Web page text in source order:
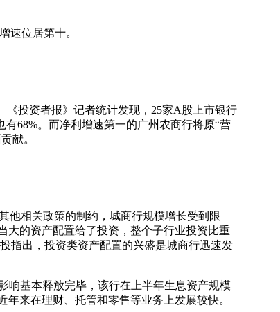
速位居第十。
投资者报》记者统计发现，25家A股上市银行
有68%。而净利增速第一的广州农商行将原“营
献。
相关政策的制约，城商行规模增长受到限
大的资产配置给了投资，整个子行业投资比重
指出，投资类资产配置的兴盛是城商行迅速发
响基本释放完毕，该行在上半年生息资产规模
来在理财、托管和零售等业务上发展较快。